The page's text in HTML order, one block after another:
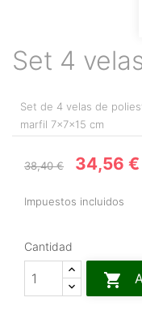
Set 4
Set de 4 velas de
marfil 7x7x15 cm
38,40 € 34,56 €
Impuestos incluidos
Cantidad
